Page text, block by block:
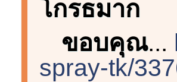
โกรธมาก
ขอบคุณ...
spray-tk/